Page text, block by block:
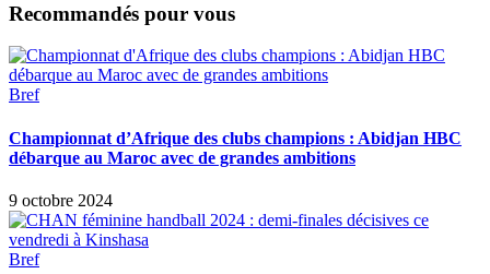
Recommandés pour vous
Bref
Championnat d’Afrique des clubs champions : Abidjan HBC
débarque au Maroc avec de grandes ambitions
9 octobre 2024
Bref